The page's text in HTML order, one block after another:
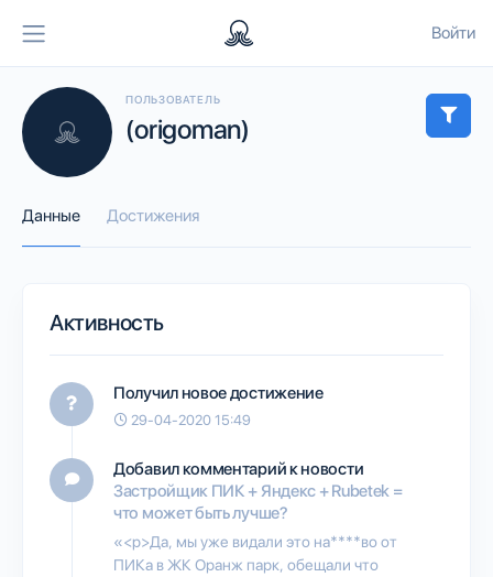
Войти
ПОЛЬЗОВАТЕЛЬ
(origoman)
Данные Достижения
Активность
Получил новое достижение
29-04-2020 15:49
Добавил комментарий к новости
Застройщик ПИК + Яндекс + Rubetek =
что может быть лучше?
«<p>Да, мы уже видали это на****во от
ПИКа в ЖК Оранж парк, обещали что